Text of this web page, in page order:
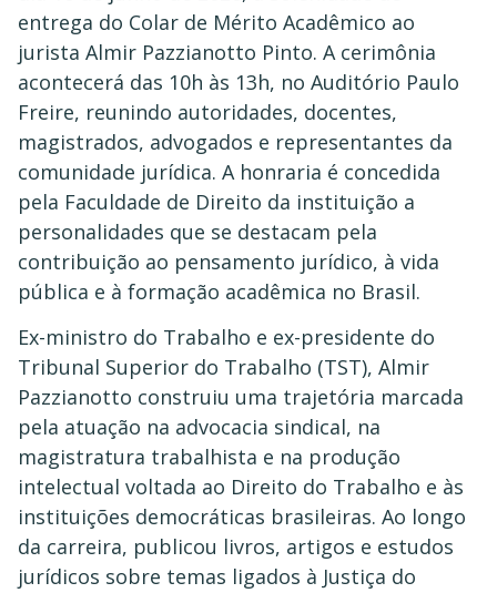
entrega do Colar de Mérito Acadêmico ao
jurista Almir Pazzianotto Pinto. A cerimônia
acontecerá das 10h às 13h, no Auditório Paulo
Freire, reunindo autoridades, docentes,
magistrados, advogados e representantes da
comunidade jurídica. A honraria é concedida
pela Faculdade de Direito da instituição a
personalidades que se destacam pela
contribuição ao pensamento jurídico, à vida
pública e à formação acadêmica no Brasil.
Ex-ministro do Trabalho e ex-presidente do
Tribunal Superior do Trabalho (TST), Almir
Pazzianotto construiu uma trajetória marcada
pela atuação na advocacia sindical, na
magistratura trabalhista e na produção
intelectual voltada ao Direito do Trabalho e às
instituições democráticas brasileiras. Ao longo
da carreira, publicou livros, artigos e estudos
jurídicos sobre temas ligados à Justiça do